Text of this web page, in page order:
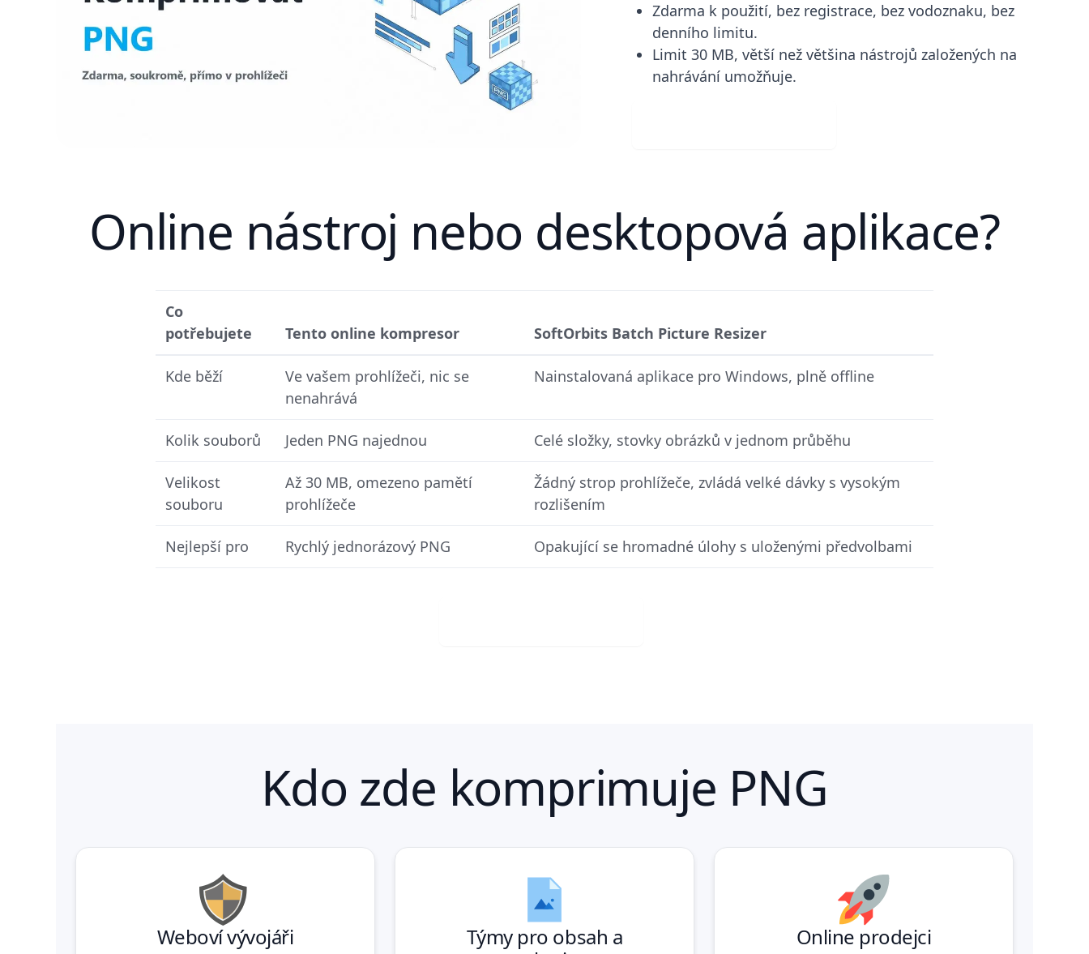
Zdarma k použití, bez registrace, bez vodoznaku, bez
denního limitu.
Limit 30 MB, větší než většina nástrojů založených na
nahrávání umožňuje.
Online nástroj nebo desktopová aplikace?
Co
potřebujete
Tento online kompresor SoftOrbits Batch Picture Resizer
Kde běží
Ve vašem prohlížeči, nic se
nenahrává
Nainstalovaná aplikace pro Windows, plně offline
Kolik souborů Jeden PNG najednou Celé složky, stovky obrázků v jednom průběhu
Velikost
souboru
Až 30 MB, omezeno pamětí
prohlížeče
Žádný strop prohlížeče, zvládá velké dávky s vysokým
rozlišením
Nejlepší pro Rychlý jednorázový PNG Opakující se hromadné úlohy s uloženými předvolbami
Kdo zde komprimuje PNG
Weboví vývojáři
Týmy pro obsah a
Online prodejci